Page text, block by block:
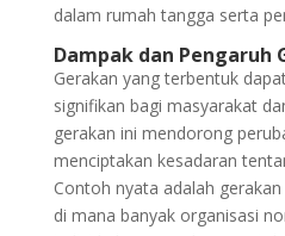
dalam rumah tangga serta
Dampak dan Pengaruh
Gerakan yang terbentuk
signifikan bagi masyarakat
gerakan ini mendorong
menciptakan kesadaran
Contoh nyata adalah
di mana banyak organisasi